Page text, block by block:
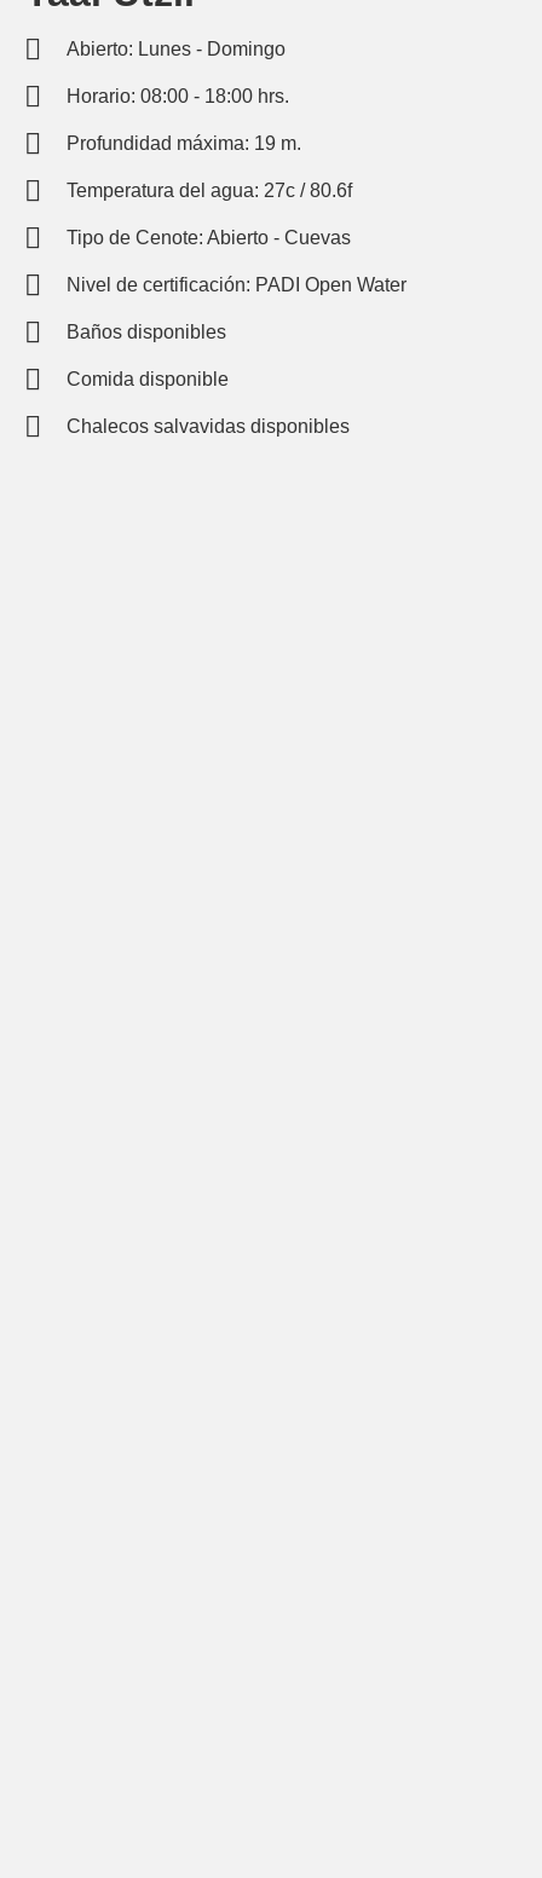
Abierto: Lunes - Domingo
Horario: 08:00 - 18:00 hrs.
Profundidad máxima: 19 m.
Temperatura del agua: 27c / 80.6f
Tipo de Cenote: Abierto - Cuevas
Nivel de certificación: PADI Open Water
Baños disponibles
Comida disponible
Chalecos salvavidas disponibles